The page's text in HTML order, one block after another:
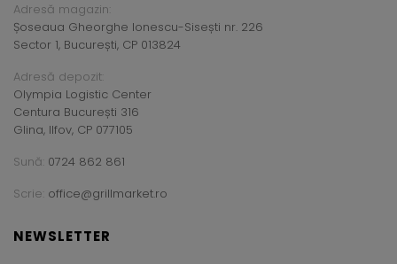
Adresă magazin:
Șoseaua Gheorghe Ionescu-Sisești nr. 226
Sector 1, București, CP 013824
Adresă depozit:
Olympia Logistic Center
Centura București 316
Glina, Ilfov, CP 077105
Sună: 0724 862 861
Scrie: office@grillmarket.ro
NEWSLETTER